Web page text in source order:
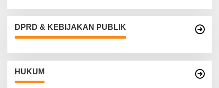
DPRD & KEBIJAKAN PUBLIK
HUKUM